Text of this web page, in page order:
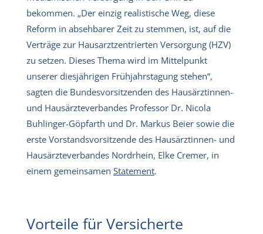
bekommen. „Der einzig realistische Weg, diese
Reform in absehbarer Zeit zu stemmen, ist, auf die
Verträge zur Hausarztzentrierten Versorgung (HZV)
zu setzen. Dieses Thema wird im Mittelpunkt
unserer diesjährigen Frühjahrstagung stehen“,
sagten die Bundesvorsitzenden des Hausärztinnen-
und Hausärzteverbandes Professor Dr. Nicola
Buhlinger-Göpfarth und Dr. Markus Beier sowie die
erste Vorstandsvorsitzende des Hausärztinnen- und
Hausärzteverbandes Nordrhein, Elke Cremer, in
einem gemeinsamen Statement.
Vorteile für Versicherte